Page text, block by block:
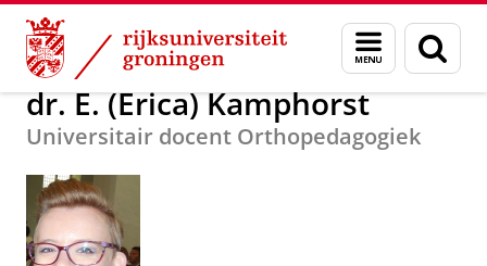
Skip
Content
Skip
Navigation
Menu
en
zoeken
Over ons dr. E. (Erica) Kamphorst
dr. E. (Erica) Kamphorst
Universitair docent Orthopedagogiek